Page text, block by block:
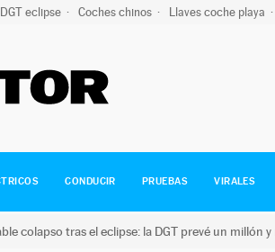
DGT eclipse Coches chinos Llaves coche playa
CONDUCIR PRUEBAS VIRALES
colapso tras el eclipse: la DGT prevé un millón